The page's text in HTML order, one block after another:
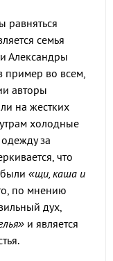
равняться
семья
Александры
пример во всем,
авторы
на жестких
холодные
за
что
«щи, каша и
по мнению
дух,
и является